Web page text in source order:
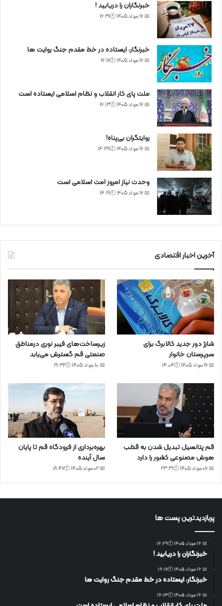
خبرنگاران را دریابید !
📅 16 مرداد 1405 🕙16:29
خبرنگار، ایستاده در خط مقدم جنگ روایت ها
📅 16 مرداد 1405 🕙16:17
ملت پای کار انقلاب و نظام اسلامی ایستاده است
📅 16 مرداد 1405 🕙16:13
روایتگران بی‌پناه!
📅 16 مرداد 1405 🕙14:38
وحدت نیاز امروز امت اسلامی است
📅 16 مرداد 1405 🕙14:19
آخرین اخبار اقتصادی
شارژ دور جدید کالابرگ برای
سرپرستان خانوار
📅 16 مرداد 1405 🕙14:04
زیرساخت‌های فیبر نوری درمناطق
صنعتی قم گسترش می‌یابد
📅 10 مرداد 1405 🕙19:32
قم پتانسیل تبدیل شدن به قطب
هوش مصنوعی کشور را دارد
📅 06 مرداد 1405 🕙23:31
بهره‌برداری از فرودگاه قم تا پایان
سال آینده
📅 02 مرداد 1405 🕙18:47
پربازدیدترین پست ها
📅 16 مرداد 1405 🕙16:29
خبرنگاران را دریابید !
📅 16 مرداد 1405 🕙16:17
خبرنگار، ایستاده در خط مقدم جنگ روایت ها
📅 16 مرداد 1405 🕙16:13